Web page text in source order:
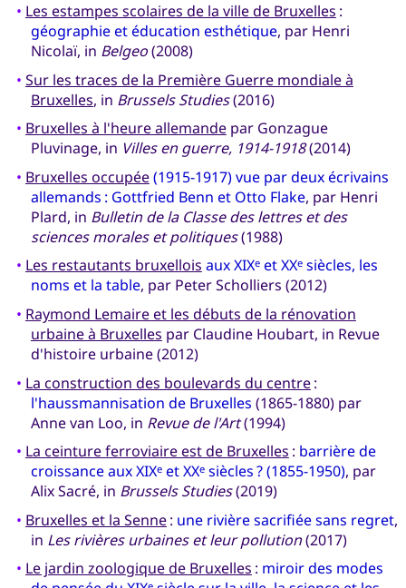
• Les estampes scolaires de la ville de Bruxelles :
géographie et éducation esthétique, par Henri
Nicolaï, in Belgeo(2008)
• Sur les traces de la Première Guerre mondiale à
Bruxelles, in Brussels Studies(2016)
• Bruxelles à l'heure allemandepar Gonzague
Pluvinage, in Villes en guerre, 1914-1918(2014)
• Bruxelles occupée(1915-1917) vue par deux écrivains
allemands : Gottfried Benn et Otto Flake, par Henri
Plard, in Bulletin de la Classe des lettres et des
sciences morales et politiques(1988)
• Les restautants bruxellois aux XIXeet XXesiècles, les
noms et la table, par Peter Scholliers (2012)
• Raymond Lemaire et les débuts de la rénovation
urbaine à Bruxelles par Claudine Houbart, in Revue
d'histoire urbaine (2012)
• La construction des boulevards du centre:
l'haussmannisation de Bruxelles (1865-1880) par
Anne van Loo, in Revue de l'Art(1994)
• La ceinture ferroviaire est de Bruxelles : barrière de
croissance aux XIXeet XXesiècles ? (1855-1950), par
Alix Sacré, in Brussels Studies(2019)
• Bruxelles et la Senne: une rivière sacrifiée sans regret,
in Les rivières urbaines et leur pollution(2017)
• Le jardin zoologique de Bruxelles : miroir des modes